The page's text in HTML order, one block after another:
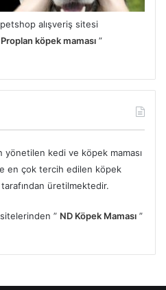
alışveriş sitesi
Proplan köpek maması ”
yönetilen kedi ve köpek maması
en çok tercih edilen köpek
tarafından üretilmektedir.
” ND Köpek Maması ”